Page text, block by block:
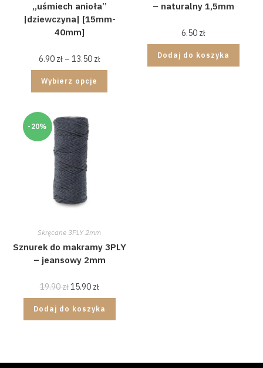
„uśmiech anioła”
|dziewczyna| [15mm-
40mm]
6.90 zł – 13.50 zł
Wybierz opcje
– naturalny 1,5mm
6.50 zł
Dodaj do koszyka
-20%
Skręcane 3PLY 2mm
Sznurek do makramy 3PLY
– jeansowy 2mm
19.90zł15.90 zł
Dodaj do koszyka